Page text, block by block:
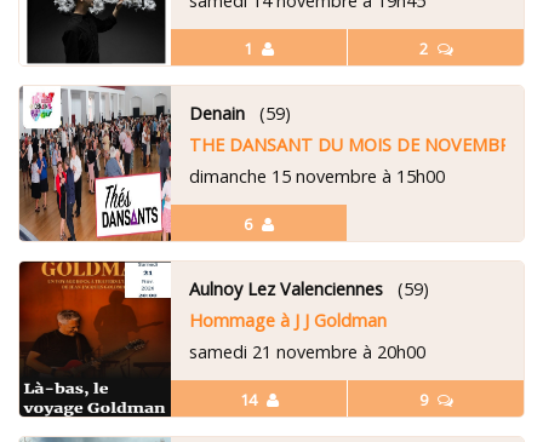
1 2
6
Denain(59)
THE DANSANT DU MOIS DE NOVEMBRE
dimanche 15 novembre à 15h00
14 9
Aulnoy Lez Valenciennes(59)
Hommage à J J Goldman
samedi 21 novembre à 20h00